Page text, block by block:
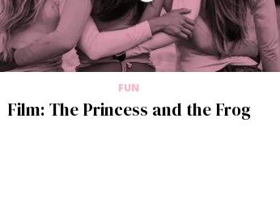
FUN
Film: The Princess and the Frog